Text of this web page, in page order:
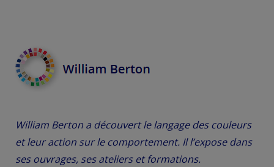
William Berton a découvert le langage des couleurs
et leur action sur le comportement. Il l’expose dans
ses ouvrages, ses ateliers et formations.